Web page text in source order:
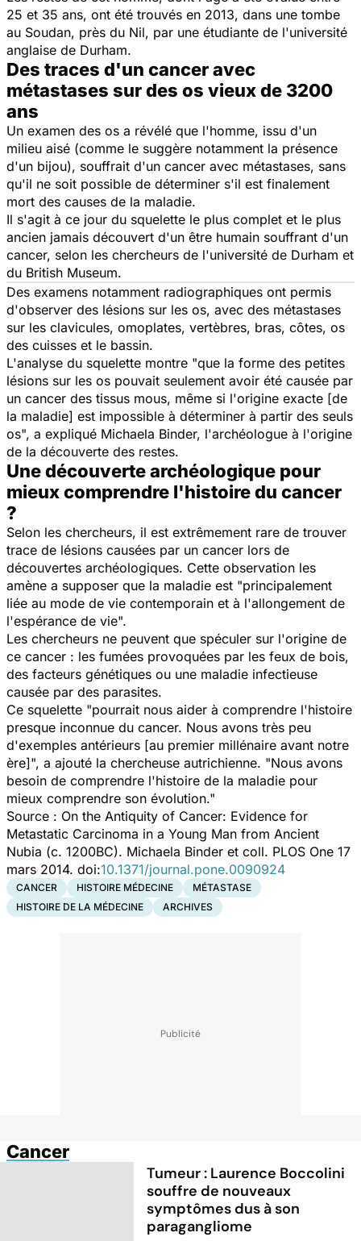
25 et 35 ans, ont été trouvés en 2013, dans une tombe
au Soudan, près du Nil, par une étudiante de l'université
anglaise de Durham.
Des traces d'un cancer avec
métastases sur des os vieux de 3200
ans
Un examen des os a révélé que l'homme, issu d'un
milieu aisé (comme le suggère notamment la présence
d'un bijou), souffrait d'un cancer avec métastases, sans
qu'il ne soit possible de déterminer s'il est finalement
mort des causes de la maladie.
Il s'agit à ce jour du squelette le plus complet et le plus
ancien jamais découvert d'un être humain souffrant d'un
cancer, selon les chercheurs de l'université de Durham et
du British Museum.
Des examens notamment radiographiques ont permis
d'observer des lésions sur les os, avec des métastases
sur les clavicules, omoplates, vertèbres, bras, côtes, os
des cuisses et le bassin.
L'analyse du squelette montre "que la forme des petites
lésions sur les os pouvait seulement avoir été causée par
un cancer des tissus mous, même si l'origine exacte [de
la maladie] est impossible à déterminer à partir des seuls
os", a expliqué Michaela Binder, l'archéologue à l'origine
de la découverte des restes.
Une découverte archéologique pour
mieux comprendre l'histoire du cancer
?
Selon les chercheurs, il est extrêmement rare de trouver
trace de lésions causées par un cancer lors de
découvertes archéologiques. Cette observation les
amène a supposer que la maladie est "principalement
liée au mode de vie contemporain et à l'allongement de
l'espérance de vie".
Les chercheurs ne peuvent que spéculer sur l'origine de
ce cancer : les fumées provoquées par les feux de bois,
des facteurs génétiques ou une maladie infectieuse
causée par des parasites.
Ce squelette "pourrait nous aider à comprendre l'histoire
presque inconnue du cancer. Nous avons très peu
d'exemples antérieurs [au premier millénaire avant notre
ère]", a ajouté la chercheuse autrichienne. "Nous avons
besoin de comprendre l'histoire de la maladie pour
mieux comprendre son évolution."
Source : On the Antiquity of Cancer: Evidence for
Metastatic Carcinoma in a Young Man from Ancient
Nubia (c. 1200BC). Michaela Binder et coll. PLOS One 17
mars 2014. doi:10.1371/journal.pone.0090924
CANCER HISTOIRE MÉDECINE
MÉTASTASE
HISTOIRE DE LA MÉDECINE
ARCHIVES
Cancer
Tumeur : Laurence Boccolini
souffre de nouveaux
symptômes dus à son
paragangliome